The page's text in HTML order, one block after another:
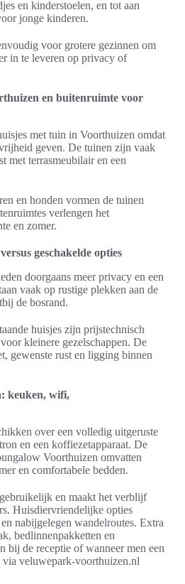
en kinderstoelen, en tot aan
jonge kinderen.
voor grotere gezinnen om
in te leveren op privacy of
en buitenruimte voor
met tuin in Voorthuizen omdat
geven. De tuinen zijn vaak
met terrasmeubilair en een
en honden vormen de tuinen
verlengen het
en zomer.
geschakelde opties
doorgaans meer privacy en een
vaak op rustige plekken aan de
de bosrand.
huisjes zijn prijstechnisch
kleinere gezelschappen. De
gewenste rust en ligging binnen
keuken, wifi,
over een volledig uitgeruste
en een koffiezetapparaat. De
Voorthuizen omvatten
en comfortabele bedden.
en maakt het verblijf
Huisdiervriendelijke opties
nabijgelegen wandelroutes. Extra
bedlinnenpakketten en
bij de receptie of wanneer men een
via veluwepark-voorthuizen.nl